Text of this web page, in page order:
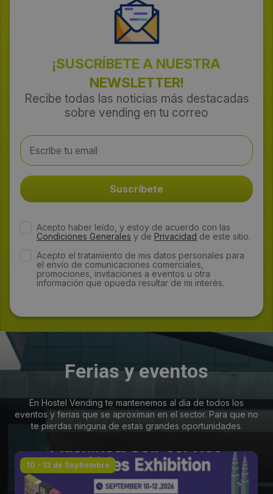
¡SUSCRÍBETE A NUESTRA
NEWSLETTER!
Recibe todas las noticias más destacadas
sobre vending en tu correo
Acepto haber leído, y estoy de acuerdo con las
Condiciones Generales y de Privacidad de este sitio.
Acepto el tratamiento de mis datos personales para
el envío de comunicaciones comerciales,
promociones, invitaciones a eventos u otra
información que opueda resultar de mi interés.
Ferias y eventos
En Hostel Vending te mantenemos al día de todos los
eventos y ferias que se aproximan en el sector. Para que no
te pierdas ninguna de estas grandes oportunidades.
10 - 12 de Septiembre